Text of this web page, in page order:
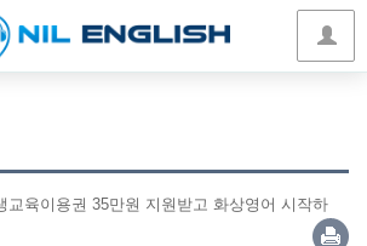
교육이용권 35만원 지원받고 화상영어 시작하